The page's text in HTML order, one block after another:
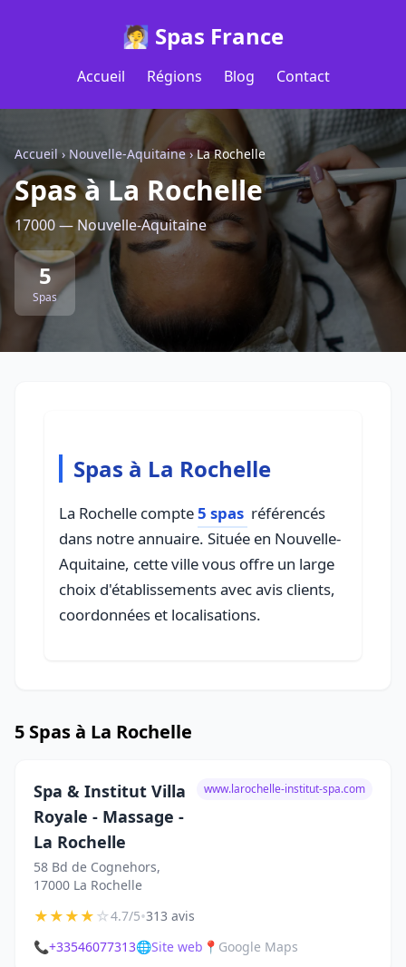
🧖 Spas France
Accueil Régions Blog Contact
Accueil› Nouvelle-Aquitaine›La Rochelle
Spas à La Rochelle
17000 — Nouvelle-Aquitaine
5
Spas
Spas à La Rochelle
La Rochelle compte5 spas référencés
dans notre annuaire. Située en Nouvelle-
Aquitaine, cette ville vous offre un large
choix d'établissements avec avis clients,
coordonnées et localisations.
5 Spas à La Rochelle
Spa & Institut Villa
Royale - Massage -
La Rochelle
58 Bd de Cognehors,
17000 La Rochelle
www.larochelle-institut-spa.com
★★★★☆4.7/5•313 avis
📞+33546077313🌐Site web 📍 Google Maps